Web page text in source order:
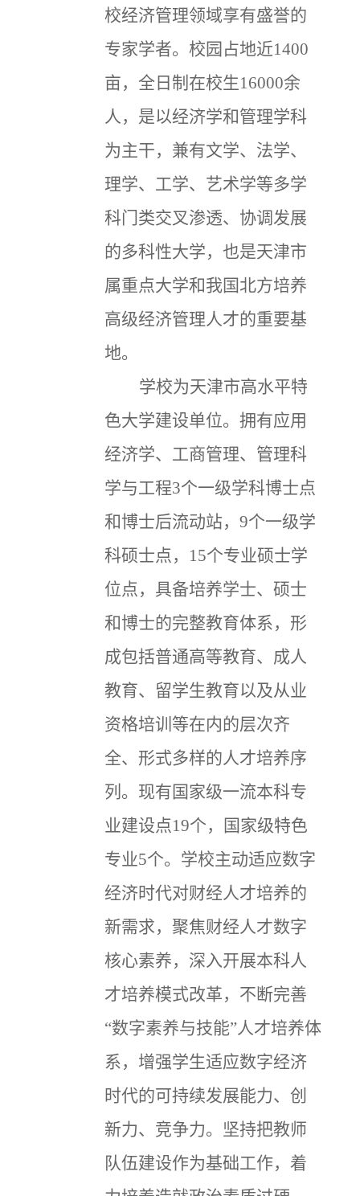
校经济管理领域享有盛誉的
专家学者。校园占地近1400
亩，全日制在校生16000余
人，是以经济学和管理学科
为主干，兼有文学、法学、
理学、工学、艺术学等多学
科门类交叉渗透、协调发展
的多科性大学，也是天津市
属重点大学和我国北方培养
高级经济管理人才的重要基
地。
学校为天津市高水平特
色大学建设单位。拥有应用
经济学、工商管理、管理科
学与工程3个一级学科博士点
和博士后流动站，9个一级学
科硕士点，15个专业硕士学
位点，具备培养学士、硕士
和博士的完整教育体系，形
成包括普通高等教育、成人
教育、留学生教育以及从业
资格培训等在内的层次齐
全、形式多样的人才培养序
列。现有国家级一流本科专
业建设点19个，国家级特色
专业5个。学校主动适应数字
经济时代对财经人才培养的
新需求，聚焦财经人才数字
核心素养，深入开展本科人
才培养模式改革，不断完善
“数字素养与技能”人才培养体
系，增强学生适应数字经济
时代的可持续发展能力、创
新力、竞争力。坚持把教师
队伍建设作为基础工作，着